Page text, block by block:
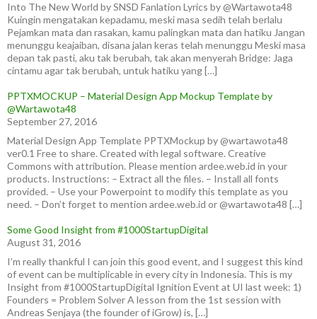
Into The New World by SNSD Fanlation Lyrics by @Wartawota48
Kuingin mengatakan kepadamu, meski masa sedih telah berlalu
Pejamkan mata dan rasakan, kamu palingkan mata dan hatiku Jangan
menunggu keajaiban, disana jalan keras telah menunggu Meski masa
depan tak pasti, aku tak berubah, tak akan menyerah Bridge: Jaga
cintamu agar tak berubah, untuk hatiku yang […]
PPTXMOCKUP – Material Design App Mockup Template by
@Wartawota48
September 27, 2016
Material Design App Template PPTXMockup by @wartawota48
ver0.1 Free to share. Created with legal software. Creative
Commons with attribution. Please mention ardee.web.id in your
products. Instructions: – Extract all the files. – Install all fonts
provided. – Use your Powerpoint to modify this template as you
need. – Don’t forget to mention ardee.web.id or @wartawota48 […]
Some Good Insight from #1000StartupDigital
August 31, 2016
I’m really thankful I can join this good event, and I suggest this kind
of event can be multiplicable in every city in Indonesia. This is my
Insight from #1000StartupDigital Ignition Event at UI last week: 1)
Founders = Problem Solver A lesson from the 1st session with
Andreas Senjaya (the founder of iGrow) is, […]